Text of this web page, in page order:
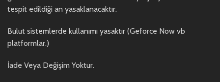
tespit edildiği an yasaklanacaktır.
Bulut sistemlerde kullanımı yasaktır (Geforce Now vb
platformlar.)
İade Veya Değişim Yoktur.